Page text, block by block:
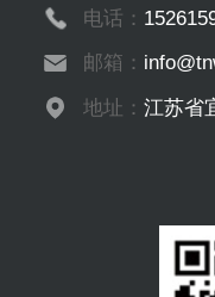
电话：
邮箱：
地址：江苏省